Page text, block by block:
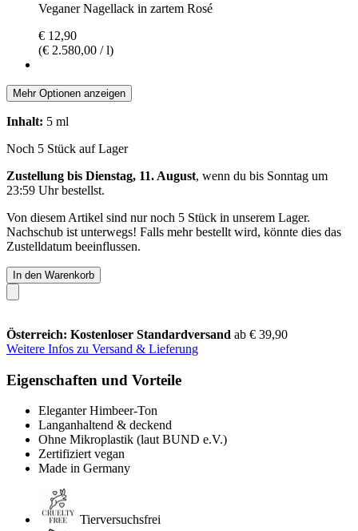
Veganer Nagellack in zartem Rosé
€ 12,90
(€ 2.580,00 / l)
Mehr Optionen anzeigen
Inhalt: 5 ml
Noch 5 Stück auf Lager
Zustellung bis Dienstag, 11. August, wenn du bis Sonntag um
23:59 Uhrbestellst.
Von diesem Artikel sind nur noch 5 Stück in unserem Lager.
Nachschub ist unterwegs! Falls mehr bestellt wird, könnte dies das
Zustelldatum beeinflussen.
In den Warenkorb
Österreich: Kostenloser Standardversand ab € 39,90
Weitere Infos zu Versand & Lieferung
Eigenschaften und Vorteile
Eleganter Himbeer-Ton
Langanhaltend & deckend
Ohne Mikroplastik (laut BUND e.V.)
Zertifiziert vegan
Made in Germany
Tierversuchsfrei